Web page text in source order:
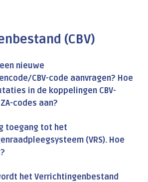
(CBV)
nieuwe
CBV-code aanvragen? Hoe
in de koppelingen CBV-
codes aan?
toegang tot het
(VRS). Hoe
het Verrichtingenbestand